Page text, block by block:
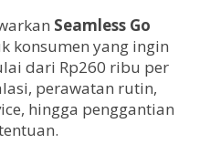
Seamless Go
konsumen yang ingin
dari Rp260 ribu per
perawatan rutin,
hingga penggantian